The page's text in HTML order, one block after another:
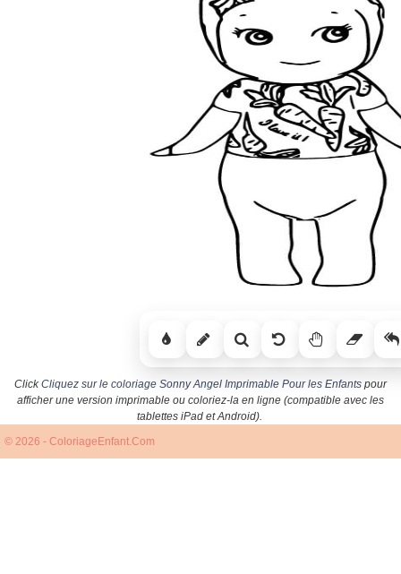
ClickCliquez sur le coloriage Sonny Angel Imprimable Pour les Enfants pour
afficher une version imprimable ou coloriez-la en ligne (compatible avec les
tablettes iPad et Android).
© 2026 - ColoriageEnfant.Com